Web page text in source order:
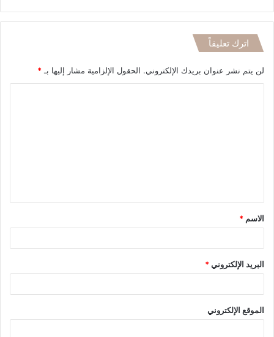
اترك تعليقاً
لن يتم نشر عنوان بريدك الإلكتروني. الحقول الإلزامية مشار إليها بـ*
ق
*
الاسم *
البريد الإلكتروني*
الموقع الإلكتروني